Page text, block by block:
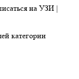
на УЗИ |
категории